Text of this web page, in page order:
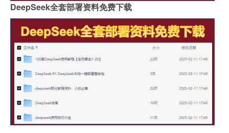
DeepSeek全套部署资料免费下载